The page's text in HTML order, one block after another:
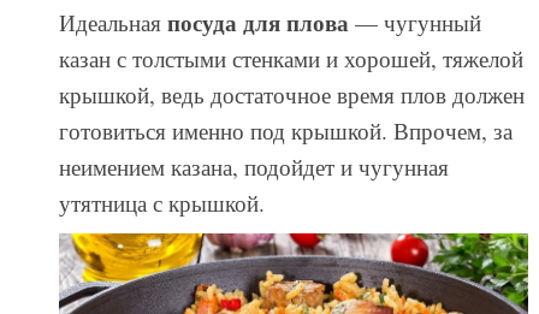
Идеальная посуда для плова— чугунный
казан с толстыми стенками и хорошей, тяжелой
крышкой, ведь достаточное время плов должен
готовиться именно под крышкой. Впрочем, за
неимением казана, подойдет и чугунная
утятница с крышкой.